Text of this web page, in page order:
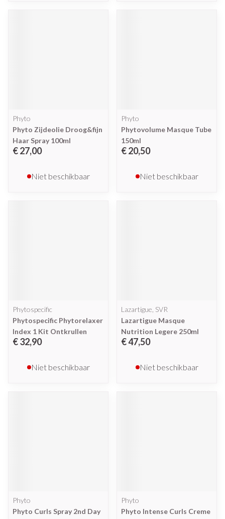
Phyto
Phyto Zijdeolie Droog&fijn
Haar Spray 100ml
€ 27,00
Niet beschikbaar
Phyto
Phytovolume Masque Tube
150ml
€ 20,50
Niet beschikbaar
Phytospecific
Phytospecific Phytorelaxer
Index 1 Kit Ontkrullen
€ 32,90
Niet beschikbaar
Lazartigue, SVR
Lazartigue Masque
Nutrition Legere 250ml
€ 47,50
Niet beschikbaar
Phyto
Phyto Curls Spray 2nd Day
Phyto
Phyto Intense Curls Creme